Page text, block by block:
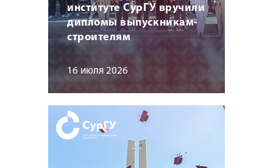
институте СурГУ вручили
дипломы выпускникам-
строителям
16 июля 2026